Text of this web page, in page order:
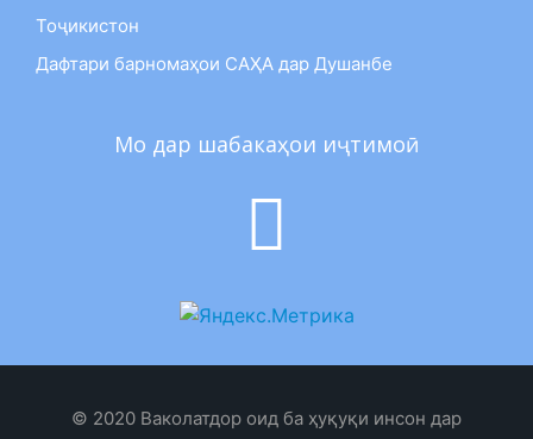
Тоҷикистон
Дафтари барномаҳои САҲА дар Душанбе
Мо дар шабакаҳои иҷтимоӣ
© 2020 Ваколатдор оид ба ҳуқуқи инсон дар